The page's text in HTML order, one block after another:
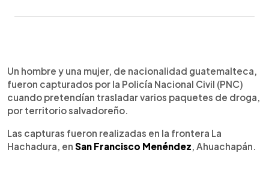
► Escuchar artículo
Un hombre y una mujer, de nacionalidad guatemalteca,
fueron capturados por la Policía Nacional Civil (PNC)
cuando pretendían trasladar varios paquetes de droga,
por territorio salvadoreño.
Las capturas fueron realizadas en la frontera La
Hachadura, en San Francisco Menéndez, Ahuachapán.